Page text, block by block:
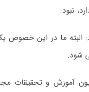
نبود.
البته ما در این
شود.
آموزش و تحقیقات